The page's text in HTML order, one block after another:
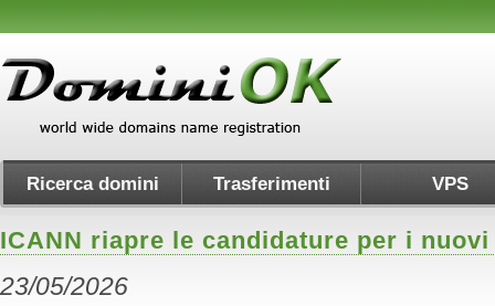
Ricerca domini Trasferimenti VPS
ICANN riapre le candidature per i
23/05/2026